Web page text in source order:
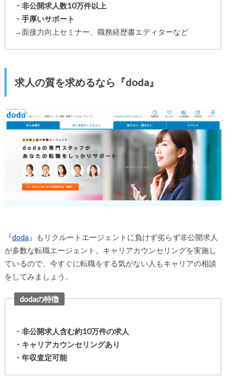
・非公開求人数10万件以上
・手厚いサポート
→面接力向上セミナー、職務経歴書エディターなど
求人の質を求めるなら『doda』
『doda』もリクルートエージェントに負けず劣らず非公開求人
が多数な転職エージェント。キャリアカウンセリングを実施し
ているので、今すぐに転職をする気がない人もキャリアの相談
をしてみましょう。
dodaの特徴
・非公開求人含む約10万件の求人
・キャリアカウンセリングあり
・年収査定可能